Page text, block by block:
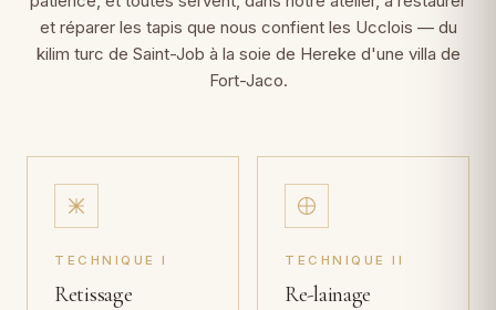
et réparer les tapis que nous confient les Ucclois — du
kilim turc de Saint-Job à la soie de Hereke d'une villa de
Fort-Jaco.
TECHNIQUE I
Retissage
TECHNIQUE II
Re-lainage